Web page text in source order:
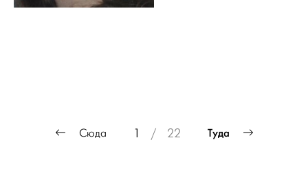
Пагинация
Сюда 1 / 22 Туда
ПРОЕКТ
СВАДЬБЫ